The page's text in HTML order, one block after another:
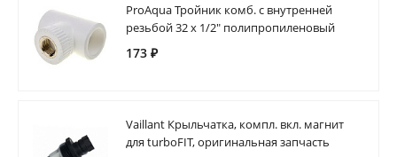
ProAqua Тройник комб. с внутренней
резьбой 32 х 1/2" полипропиленовый
173 ₽
Vaillant Крыльчатка, компл. вкл. магнит
для turboFIT, оригинальная запчасть